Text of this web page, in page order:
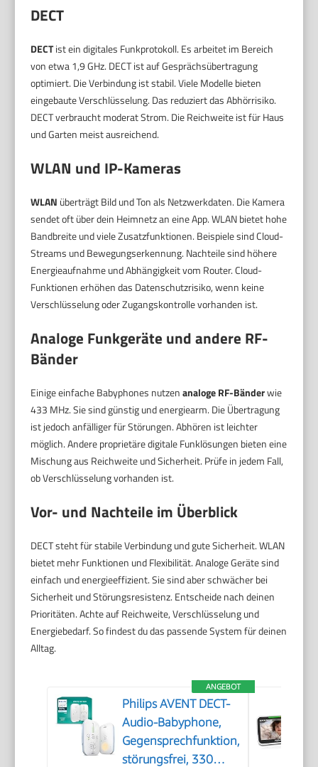
DECT
DECTist ein digitales Funkprotokoll. Es arbeitet im Bereich
von etwa 1,9 GHz. DECT ist auf Gesprächsübertragung
optimiert. Die Verbindung ist stabil. Viele Modelle bieten
eingebaute Verschlüsselung. Das reduziert das Abhörrisiko.
DECT verbraucht moderat Strom. Die Reichweite ist für Haus
und Garten meist ausreichend.
WLAN und IP-Kameras
WLAN überträgt Bild und Ton als Netzwerkdaten. Die Kamera
sendet oft über dein Heimnetz an eine App. WLAN bietet hohe
Bandbreite und viele Zusatzfunktionen. Beispiele sind Cloud-
Streams und Bewegungserkennung. Nachteile sind höhere
Energieaufnahme und Abhängigkeit vom Router. Cloud-
Funktionen erhöhen das Datenschutzrisiko, wenn keine
Verschlüsselung oder Zugangskontrolle vorhanden ist.
Analoge Funkgeräte und andere RF-
Bänder
Einige einfache Babyphones nutzenanaloge RF-Bänderwie
433 MHz. Sie sind günstig und energiearm. Die Übertragung
ist jedoch anfälliger für Störungen. Abhören ist leichter
möglich. Andere proprietäre digitale Funklösungen bieten eine
Mischung aus Reichweite und Sicherheit. Prüfe in jedem Fall,
ob Verschlüsselung vorhanden ist.
Vor- und Nachteile im Überblick
DECT steht für stabile Verbindung und gute Sicherheit. WLAN
bietet mehr Funktionen und Flexibilität. Analoge Geräte sind
einfach und energieeffizient. Sie sind aber schwächer bei
Sicherheit und Störungsresistenz. Entscheide nach deinen
Prioritäten. Achte auf Reichweite, Verschlüsselung und
Energiebedarf. So findest du das passende System für deinen
Alltag.
ANGEBOT
Philips AVENT DECT-
Audio-Babyphone,
Gegensprechfunktion,
störungsfrei, 330